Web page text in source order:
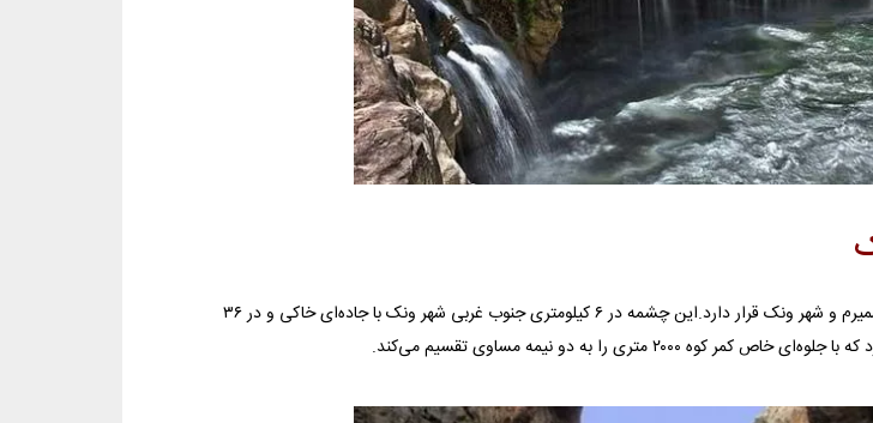
چشمه ناز ونک در شهرستان سمیرم و شهر ونک قرار دارد.این چشمه در ۶ کیلومتری جنوب غربی شهر ونک با جاده‌ای خاکی و در ۳۶
۲۰۰۰ متری را به دو نیمه مساوی تقسیم می‌کند.